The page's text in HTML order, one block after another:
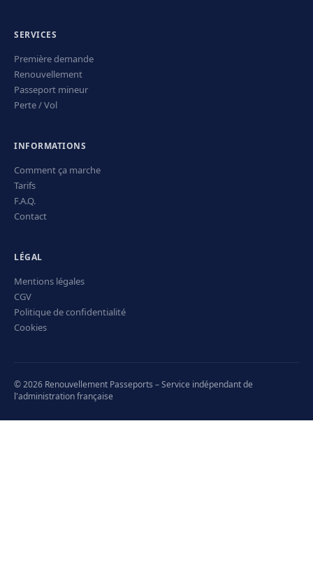
SERVICES
Première demande
Renouvellement
Passeport mineur
Perte / Vol
INFORMATIONS
Comment ça marche
Tarifs
F.A.Q.
Contact
LÉGAL
Mentions légales
CGV
Politique de confidentialité
Cookies
© 2026 Renouvellement Passeports – Service indépendant de
l'administration française